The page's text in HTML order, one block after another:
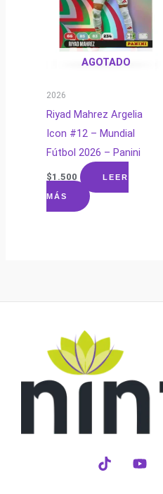
AGOTADO
2026
Riyad Mahrez Argelia
Icon #12 – Mundial
Fútbol 2026 – Panini
$1.500 LEER
MÁS